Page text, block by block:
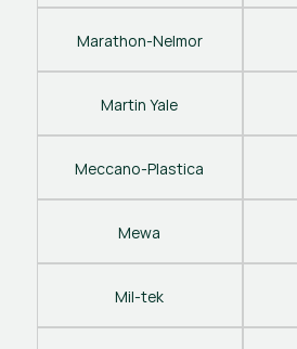
Marathon-Nelmor
Martin Yale
Meccano-Plastica
Mewa
Mil-tek